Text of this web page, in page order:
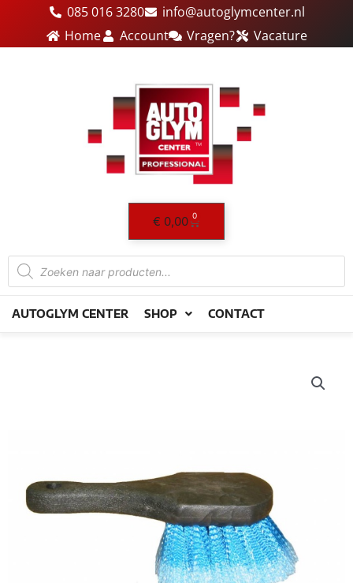
085 016 3280
info@autoglymcenter.nl
Home
Account Vragen? Vacature
€ 0,00 0
Winkelwagen
Producten
zoeken
AUTOGLYM CENTER SHOP CONTACT